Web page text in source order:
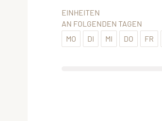
EINHEITEN
AN FOLGENDEN TAGEN
MO
DI MI DO FR